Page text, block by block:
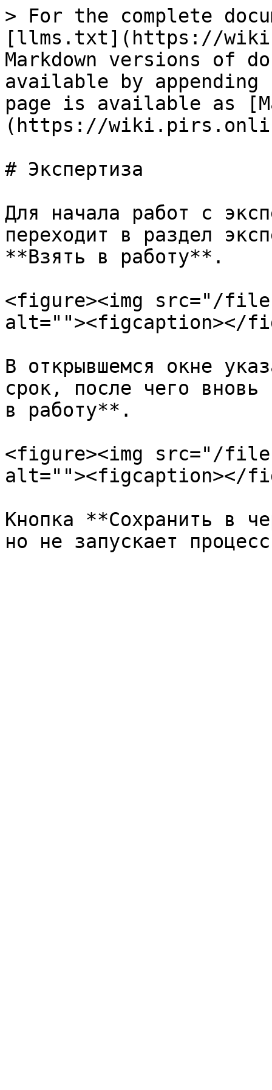
> For the complete
[llms.txt](https://
Markdown versions of
available by
page is available as
(https://
# Экспертиза
Для начала работ с
переходит в раздел
**Взять в работу**.
<figure><img src="/files/
alt=""><figcaption></
В открывшемся окне
срок, после чего вновь
в работу**.
<figure><img src="/files/
alt=""><figcaption></
Кнопка **Сохранить в